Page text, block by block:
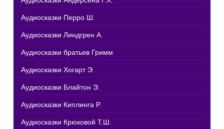
Аудиосказки Перро Ш.
Аудиосказки Линдгрен А.
Аудиосказки братьев Гримм
Аудиосказки Хогарт Э.
Аудиосказки Блайтон Э.
Аудиосказки Киплинга Р.
Аудиосказки Крюковой Т.Ш.